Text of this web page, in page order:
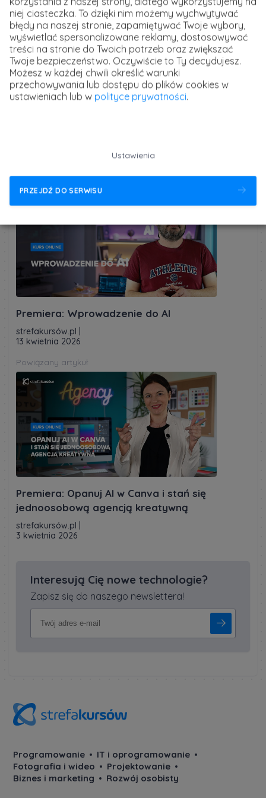
Zarządom firm w obszarze HR.
Opublikowane 24 września 2025 r. w kategorii:
Rozwój osobisty
Premiera: Wprowadzenie do AI
strefakursów.pl
13 kwietnia 2026
Powiązany artykuł
Premiera: Opanuj AI w Canva i stań się
jednoosobową agencją kreatywną
strefakursów.pl
3 kwietnia 2026
Interesują Cię nowe technologie?
Zapisz się do naszego newslettera!
Programowanie
IT i oprogramowanie
Fotografia i wideo
Projektowanie
Biznes i marketing
Rozwój osobisty
niej ciasteczka. To dzięki nim możemy wychwytywać
błędy na naszej stronie, zapamiętywać Twoje wybory,
wyświetlać spersonalizowane reklamy, dostosowywać
treści na stronie do Twoich potrzeb oraz zwiększać
Twoje bezpieczeństwo. Oczywiście to Ty decydujesz.
Możesz w każdej chwili określić warunki
przechowywania lub dostępu do plików cookies w
ustawieniach lub w polityce prywatności.
Ustawienia
PRZEJDŹ DO SERWISU